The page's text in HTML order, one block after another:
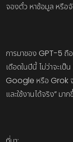
จองตั๋ว หาข้อมูล หรือ
การมาของ GPT-5 ถื
เดือดในปีนี้ ไม่ว่าจะ
Google หรือ Grok จ
และใช้งานได้จริง” มา